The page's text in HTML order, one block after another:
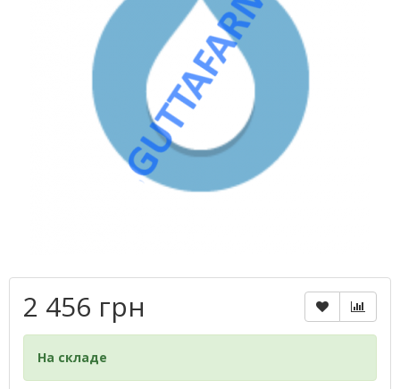
2 456 грн
На складе